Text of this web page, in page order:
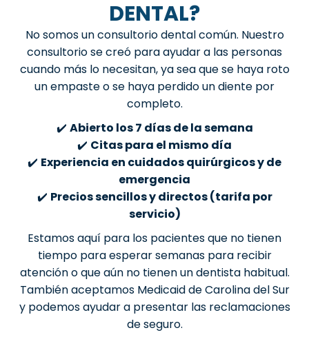
DENTAL?
No somos un consultorio dental común. Nuestro
consultorio se creó para ayudar a las personas
cuando más lo necesitan, ya sea que se haya roto
un empaste o se haya perdido un diente por
completo.
✔️ Abierto los 7 días de la semana
✔️ Citas para el mismo día
✔️ Experiencia en cuidados quirúrgicos y de
emergencia
✔️ Precios sencillos y directos (tarifa por
servicio)
Estamos aquí para los pacientes que no tienen
tiempo para esperar semanas para recibir
atención o que aún no tienen un dentista habitual.
También aceptamos Medicaid de Carolina del Sur
y podemos ayudar a presentar las reclamaciones
de seguro.